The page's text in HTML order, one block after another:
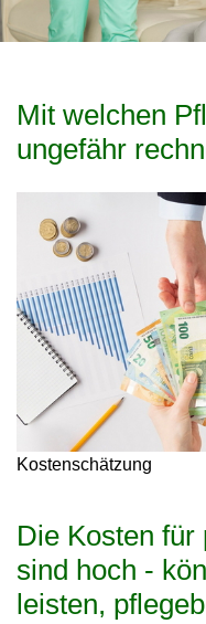
Mit welchen
ungefähr
Kostenschätzung
Die Kosten
sind hoch -
leisten,